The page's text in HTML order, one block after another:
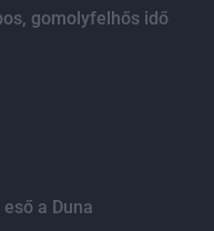
gomolyfelhős idő
a Duna